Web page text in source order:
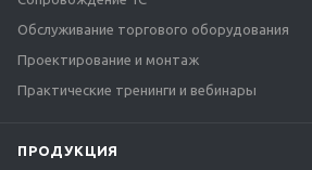
Обслуживание торгового оборудования
Проектирование и монтаж
Практические тренинги и вебинары
ПРОДУКЦИЯ